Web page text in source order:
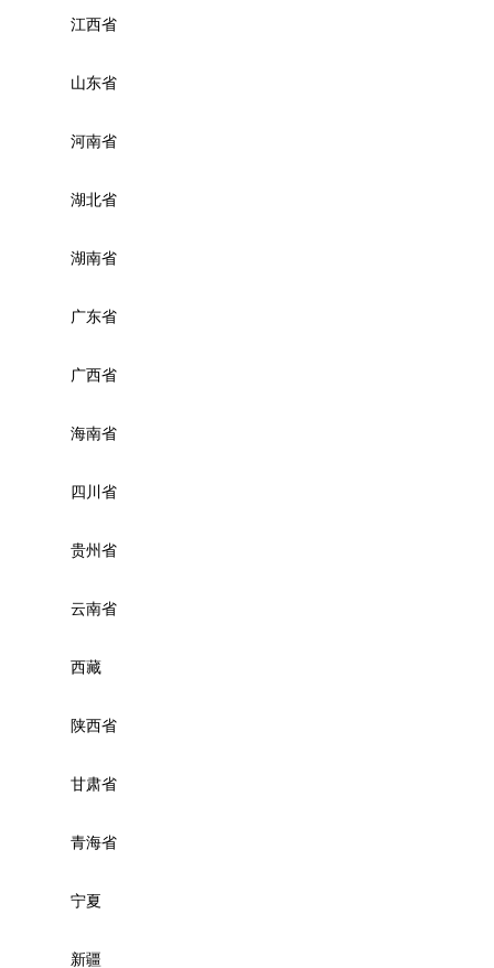
江西省
山东省
河南省
湖北省
湖南省
广东省
广西省
海南省
四川省
贵州省
云南省
西藏
陕西省
甘肃省
青海省
宁夏
新疆